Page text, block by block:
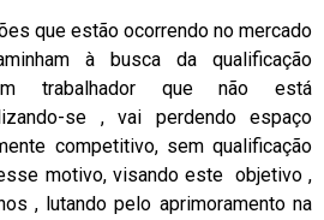
que estão ocorrendo no mercado
à busca da qualificação
trabalhador que não está
se , vai perdendo espaço
competitivo, sem qualificação
motivo, visando este objetivo ,
, lutando pelo aprimoramento na